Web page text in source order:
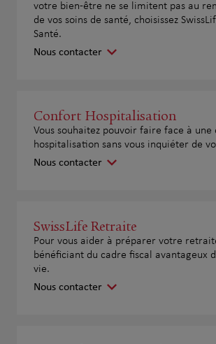
votre bien-être ne se limitent pas au
de vos soins de santé, choisissez
Santé.
Nous contacter
Confort Hospitalisation
Vous souhaitez pouvoir faire face à une
hospitalisation sans vous inquiéter de
Nous contacter
SwissLife Retraite
Pour vous aider à préparer votre
bénéficiant du cadre fiscal avantageux
vie.
Nous contacter